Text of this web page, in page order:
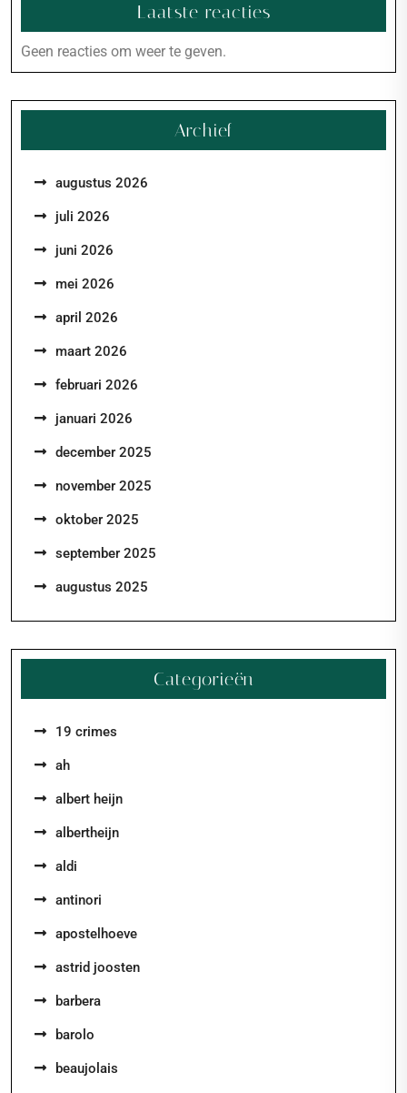
Laatste reacties
Geen reacties om weer te geven.
Archief
augustus 2026
juli 2026
juni 2026
mei 2026
april 2026
maart 2026
februari 2026
januari 2026
december 2025
november 2025
oktober 2025
september 2025
augustus 2025
Categorieën
19 crimes
ah
albert heijn
albertheijn
aldi
antinori
apostelhoeve
astrid joosten
barbera
barolo
beaujolais